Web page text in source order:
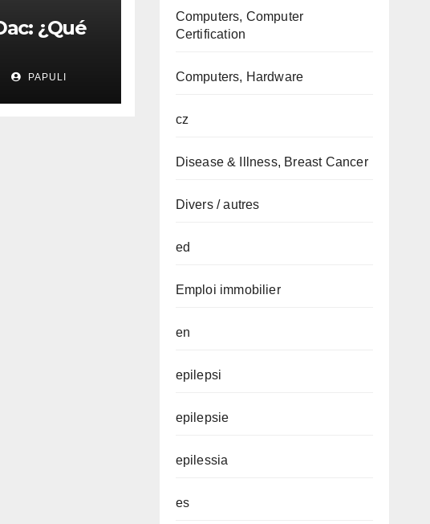
¿Qué
PAPULI
Computers, Computer
Certification
Computers, Hardware
cz
Disease & Illness, Breast Cancer
Divers / autres
ed
Emploi immobilier
en
epilepsi
epilepsie
epilessia
es